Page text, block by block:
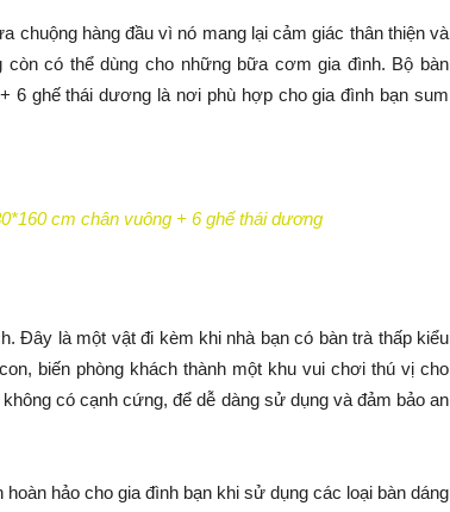
chuộng hàng đầu vì nó mang lại cảm giác thân thiện và
có thể dùng cho những bữa cơm gia đình. Bộ bàn
6 ghế thái dương là nơi phù hợp cho gia đình bạn sum
cm chân vuông + 6 ghế thái dương
Đây là một vật đi kèm khi nhà bạn có bàn trà thấp kiểu
biến phòng khách thành một khu vui chơi thú vị cho
có cạnh cứng, để dễ dàng sử dụng và đảm bảo an
hảo cho gia đình bạn khi sử dụng các loại bàn dáng